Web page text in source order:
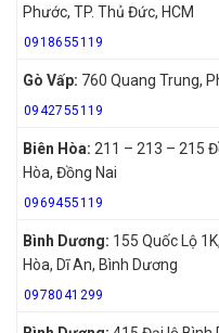
Phước, TP. Thủ Đức, HCM
0918655119
Gò Vấp: 760 Quang Trung,
0942755119
Biên Hòa: 211 – 213 – 215
Hòa, Đồng Nai
0969455119
Bình Dương: 155 Quốc Lộ
Hòa, Dĩ An, Bình Dương
0978041299